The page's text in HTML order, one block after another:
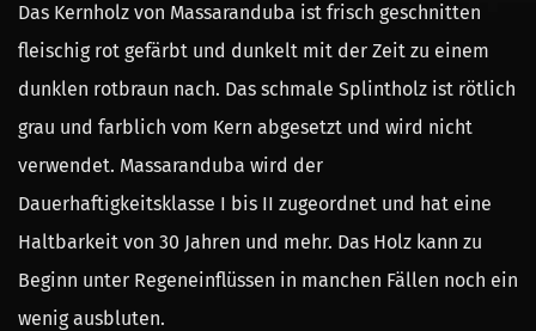
Das Kernholz von Massaranduba ist frisch geschnitten
fleischig rot gefärbt und dunkelt mit der Zeit zu einem
dunklen rotbraun nach. Das schmale Splintholz ist rötlich
grau und farblich vom Kern abgesetzt und wird nicht
verwendet. Massaranduba wird der
Dauerhaftigkeitsklasse I bis II zugeordnet und hat eine
Haltbarkeit von 30 Jahren und mehr. Das Holz kann zu
Beginn unter Regeneinflüssen in manchen Fällen noch ein
wenig ausbluten.